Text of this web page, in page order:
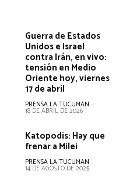
Guerra de Estados
Unidos e Israel
contra Irán, en vivo:
tensión en Medio
Oriente hoy, viernes
17 de abril
PRENSA LA TUCUMAN -
18 DE ABRIL DE 2026
Katopodis: Hay que
frenar a Milei
PRENSA LA TUCUMAN -
14 DE AGOSTO DE 2025